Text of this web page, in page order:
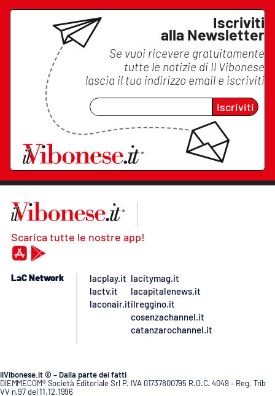
Iscriviti
alla Newsletter
Se vuoi ricevere gratuitamente
tutte le notizie di Il Vibonese
lascia il tuo indirizzo email e iscriviti
Iscriviti
Scarica tutte le nostre app!
LaC Network
lacplay.it
lactv.it
laconair.it
lacitymag.it
lacapitalenews.it
ilreggino.it
cosenzachannel.it
catanzarochannel.it
ilVibonese.it © – Dalla parte dei fatti
DIEMMECOM® Società Editoriale Srl P. IVA 01737800795 R.O.C. 4049 – Reg. Trib
VV n.97 del 11.12.1996